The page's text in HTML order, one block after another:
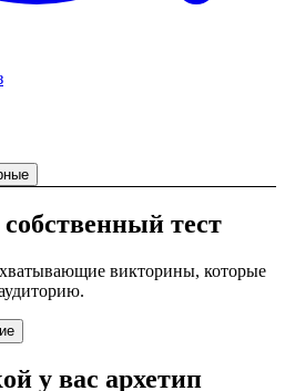
тест
викторины, которые
у вас архетип